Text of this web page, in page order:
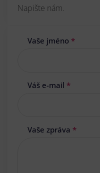
Napište nám.
Vaše jméno *
Váš e-mail *
Vaše zpráva *